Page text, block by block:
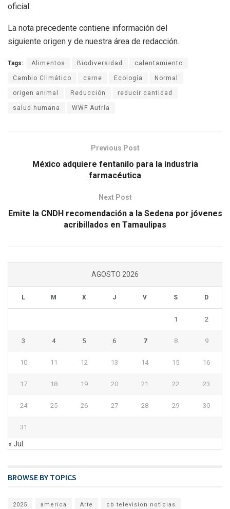
oficial.
La nota precedente contiene información del
siguiente origen y de nuestra área de redacción.
Tags: Alimentos Biodiversidad calentamiento
Cambio Climático carne Ecología Normal
origen animal Reducción reducir cantidad
salud humana WWF Autria
Previous Post
México adquiere fentanilo para la industria
farmacéutica
Next Post
Emite la CNDH recomendación a la Sedena por jóvenes
acribillados en Tamaulipas
AGOSTO 2026
L M X J V S D
1 2
3 4 5 6 7 8 9
10 11 12 13 14 15 16
17 18 19 20 21 22 23
24 25 26 27 28 29 30
31
« Jul
BROWSE BY TOPICS
2025 america Arte cb television noticias